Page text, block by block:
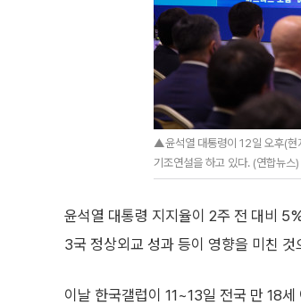
▲윤석열 대통령이 12일 오후(현
기조연설을 하고 있다. (연합뉴스)
윤석열 대통령 지지율이 2주 전 대비
3국 정상외교 성과 등이 영향을 미친 것
이날 한국갤럽이 11~13일 전국 만 18